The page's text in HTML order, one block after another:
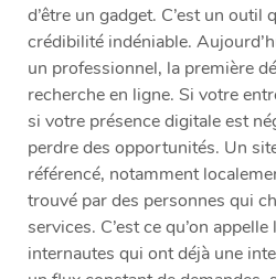
d’être un gadget. C’est un outil
crédibilité indéniable.
un professionnel, la première
recherche en ligne. Si votre
si votre présence digitale est
perdre des opportunités. Un
référencé, notamment
trouvé par des personnes qui
services. C’est ce qu’on
internautes qui ont déjà une